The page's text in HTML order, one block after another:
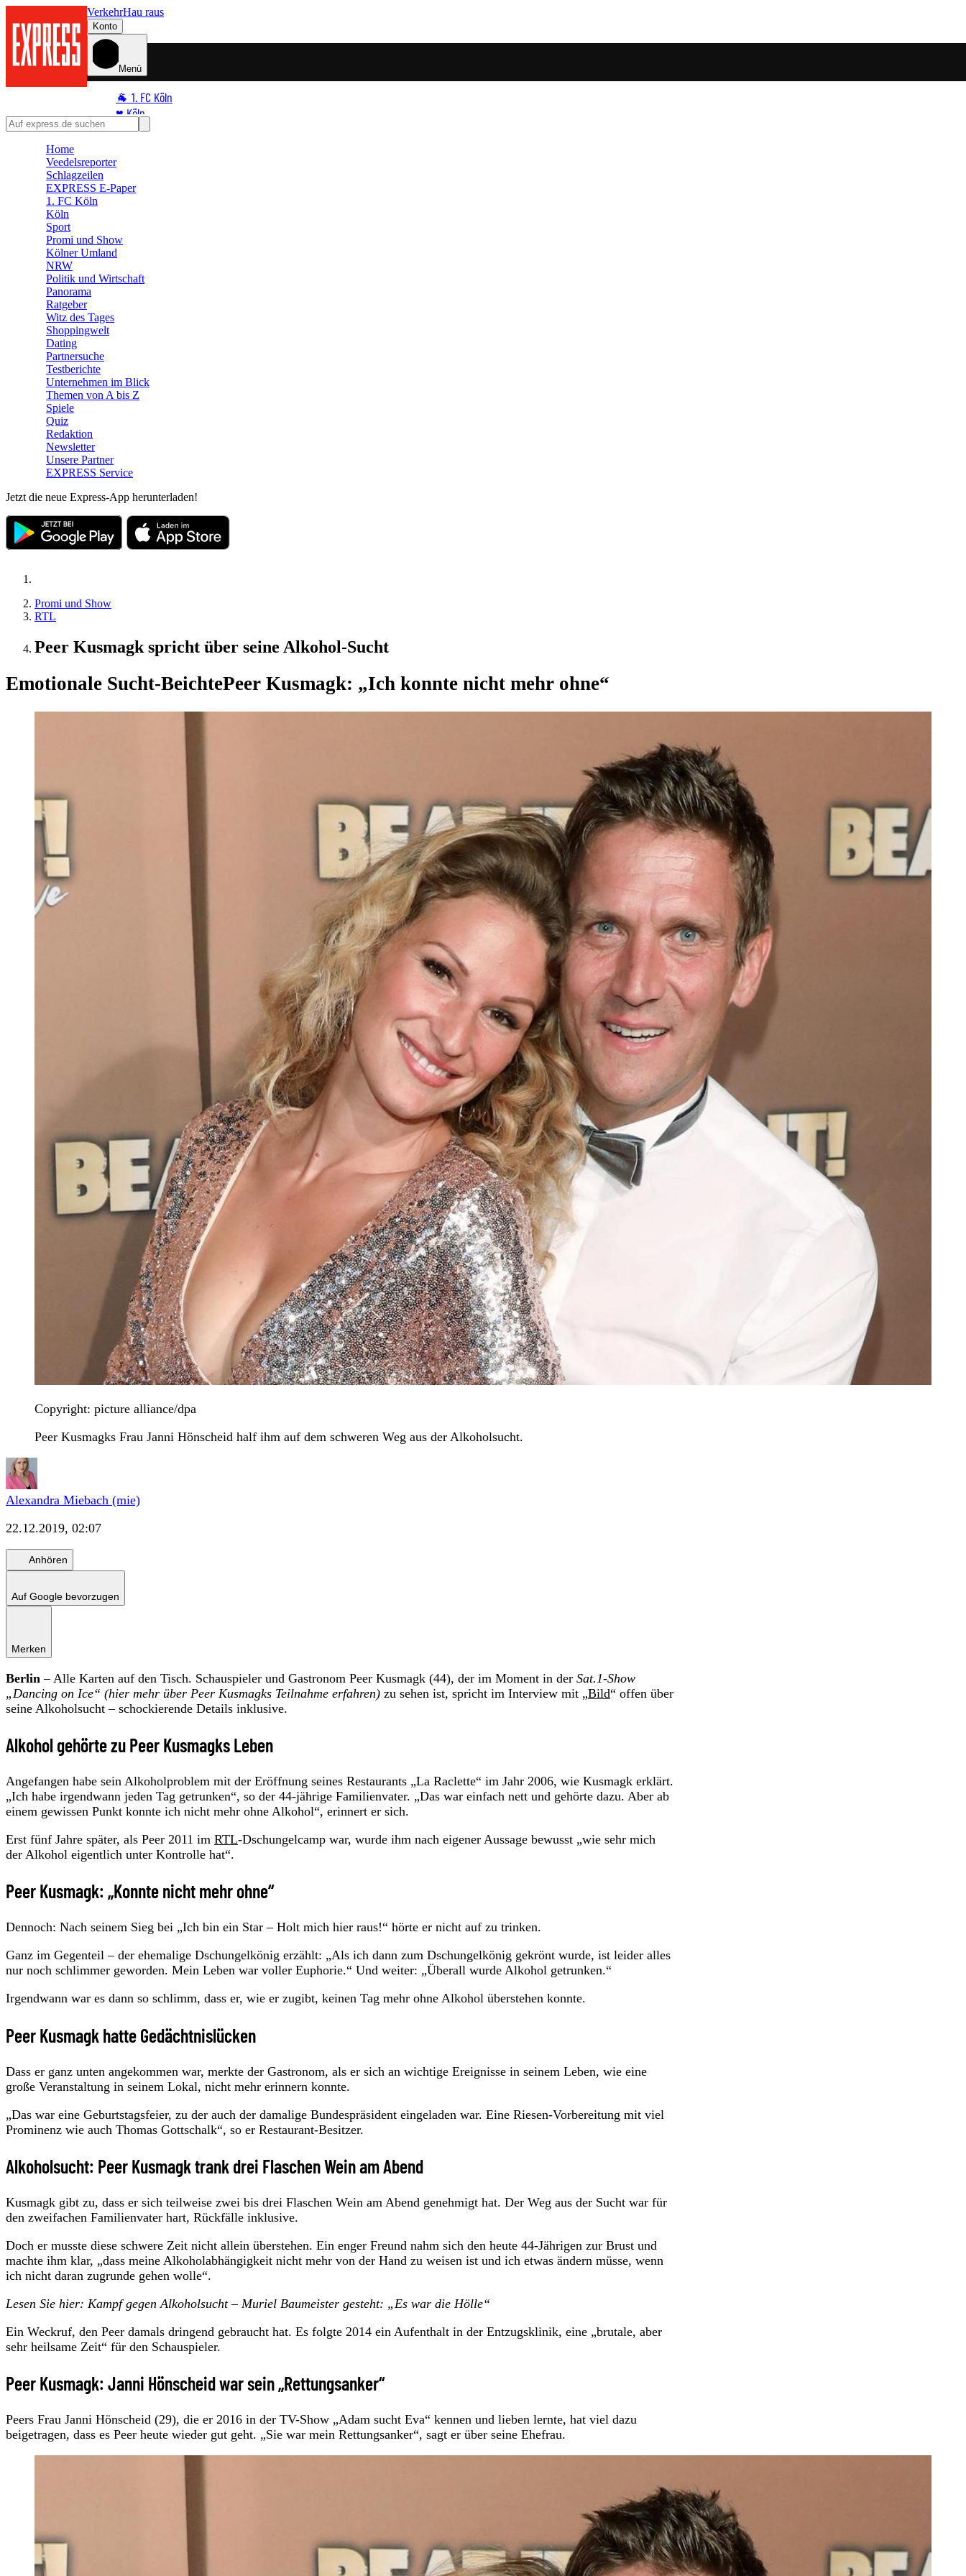
VerkehrHau raus
Konto
Menü
🐐 1. FC Köln
♥️ Köln
⭐ Promi
🛒 Shoppingwelt
🧩 Spiele
Home
Veedelsreporter
Schlagzeilen
EXPRESS E-Paper
1. FC Köln
Köln
Sport
Promi und Show
Kölner Umland
NRW
Politik und Wirtschaft
Panorama
Ratgeber
Witz des Tages
Shoppingwelt
Dating
Partnersuche
Testberichte
Unternehmen im Blick
Themen von A bis Z
Spiele
Quiz
Redaktion
Newsletter
Unsere Partner
EXPRESS Service
Jetzt die neue Express-App herunterladen!
Promi und Show
RTL
Peer Kusmagk spricht über seine Alkohol-Sucht
Emotionale Sucht-BeichtePeer Kusmagk: „Ich konnte nicht mehr ohne“
Copyright: picture alliance/dpa
Peer Kusmagks Frau Janni Hönscheid half ihm auf dem schweren Weg aus der Alkoholsucht.
Alexandra Miebach (mie)
22.12.2019, 02:07
Anhören
Auf Google bevorzugen
Merken
Berlin – Alle Karten auf den Tisch. Schauspieler und Gastronom Peer Kusmagk (44), der im Moment in der Sat.1-Show
„Dancing on Ice“ (hier mehr über Peer Kusmagks Teilnahme erfahren) zu sehen ist, spricht im Interview mit „Bild“ offen über
seine Alkoholsucht – schockierende Details inklusive.
Alkohol gehörte zu Peer Kusmagks Leben
Angefangen habe sein Alkoholproblem mit der Eröffnung seines Restaurants „La Raclette“ im Jahr 2006, wie Kusmagk erklärt.
„Ich habe irgendwann jeden Tag getrunken“, so der 44-jährige Familienvater. „Das war einfach nett und gehörte dazu. Aber ab
einem gewissen Punkt konnte ich nicht mehr ohne Alkohol“, erinnert er sich.
Erst fünf Jahre später, als Peer 2011 im RTL-Dschungelcamp war, wurde ihm nach eigener Aussage bewusst „wie sehr mich
der Alkohol eigentlich unter Kontrolle hat“.
Peer Kusmagk: „Konnte nicht mehr ohne“
Dennoch: Nach seinem Sieg bei „Ich bin ein Star – Holt mich hier raus!“ hörte er nicht auf zu trinken.
Ganz im Gegenteil – der ehemalige Dschungelkönig erzählt: „Als ich dann zum Dschungelkönig gekrönt wurde, ist leider alles
nur noch schlimmer geworden. Mein Leben war voller Euphorie.“ Und weiter: „Überall wurde Alkohol getrunken.“
Irgendwann war es dann so schlimm, dass er, wie er zugibt, keinen Tag mehr ohne Alkohol überstehen konnte.
Peer Kusmagk hatte Gedächtnislücken
Dass er ganz unten angekommen war, merkte der Gastronom, als er sich an wichtige Ereignisse in seinem Leben, wie eine
große Veranstaltung in seinem Lokal, nicht mehr erinnern konnte.
„Das war eine Geburtstagsfeier, zu der auch der damalige Bundespräsident eingeladen war. Eine Riesen-Vorbereitung mit viel
Prominenz wie auch Thomas Gottschalk“, so er Restaurant-Besitzer.
Alkoholsucht: Peer Kusmagk trank drei Flaschen Wein am Abend
Kusmagk gibt zu, dass er sich teilweise zwei bis drei Flaschen Wein am Abend genehmigt hat. Der Weg aus der Sucht war für
den zweifachen Familienvater hart, Rückfälle inklusive.
Doch er musste diese schwere Zeit nicht allein überstehen. Ein enger Freund nahm sich den heute 44-Jährigen zur Brust und
machte ihm klar, „dass meine Alkoholabhängigkeit nicht mehr von der Hand zu weisen ist und ich etwas ändern müsse, wenn
ich nicht daran zugrunde gehen wolle“.
Lesen Sie hier: Kampf gegen Alkoholsucht – Muriel Baumeister gesteht: „Es war die Hölle“
Ein Weckruf, den Peer damals dringend gebraucht hat. Es folgte 2014 ein Aufenthalt in der Entzugsklinik, eine „brutale, aber
sehr heilsame Zeit“ für den Schauspieler.
Peer Kusmagk: Janni Hönscheid war sein „Rettungsanker“
Peers Frau Janni Hönscheid (29), die er 2016 in der TV-Show „Adam sucht Eva“ kennen und lieben lernte, hat viel dazu
beigetragen, dass es Peer heute wieder gut geht. „Sie war mein Rettungsanker“, sagt er über seine Ehefrau.